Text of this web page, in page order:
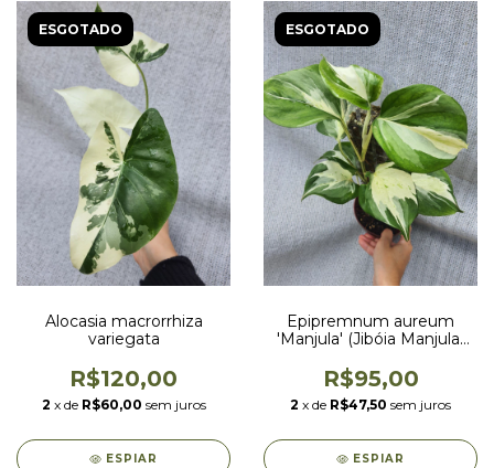
ESGOTADO
Alocasia macrorrhiza
variegata
R$120,00
2 x de R$60,00 sem juros
ESPIAR
ESGOTADO
Epipremnum aureum
'Manjula' (Jibóia Manjula)
R$95,00
2 x de R$47,50 sem juros
ESPIAR